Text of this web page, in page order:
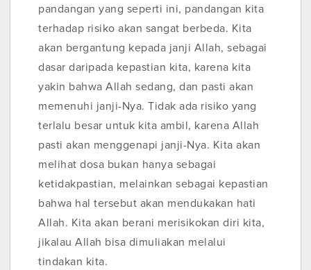
pandangan yang seperti ini, pandangan kita
terhadap risiko akan sangat berbeda. Kita
akan bergantung kepada janji Allah, sebagai
dasar daripada kepastian kita, karena kita
yakin bahwa Allah sedang, dan pasti akan
memenuhi janji-Nya. Tidak ada risiko yang
terlalu besar untuk kita ambil, karena Allah
pasti akan menggenapi janji-Nya. Kita akan
melihat dosa bukan hanya sebagai
ketidakpastian, melainkan sebagai kepastian
bahwa hal tersebut akan mendukakan hati
Allah. Kita akan berani merisikokan diri kita,
jikalau Allah bisa dimuliakan melalui
tindakan kita.